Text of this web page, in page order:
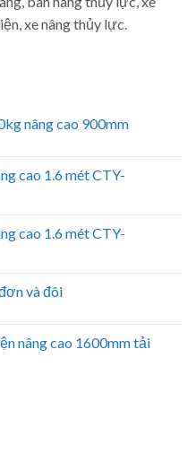
xe nâng thủy lực.
nâng cao 900mm
cao 1.6 mét CTY-
cao 1.6 mét CTY-
và đôi
nâng cao 1600mm tải